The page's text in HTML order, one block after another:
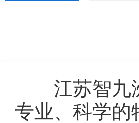
江苏智九洲
专业、科学的